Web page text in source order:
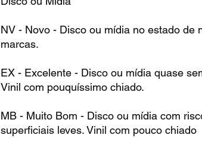
NV - Novo - Disco ou mídia no estado de
marcas.
EX - Excelente - Disco ou mídia quase
Vinil com pouquíssimo chiado.
MB - Muito Bom - Disco ou mídia com
superficiais leves. Vinil com pouco chiado